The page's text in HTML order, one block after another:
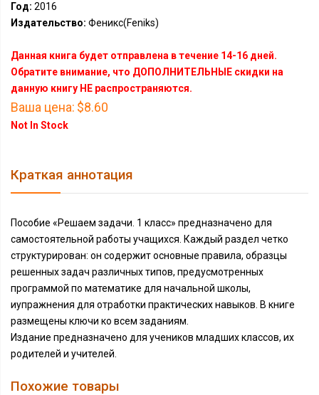
Год: 2016
Издательство: Феникс(Feniks)
Данная книга будет отправлена в течение 14-16 дней.
Обратите внимание, что ДОПОЛНИТЕЛЬНЫЕ скидки на
данную книгу НЕ распространяются.
Ваша цена: $8.60
Not In Stock
Краткая аннотация
Пособие «Решаем задачи. 1 класс» предназначено для
самостоятельной работы учащихся. Каждый раздел четко
структурирован: он содержит основные правила, образцы
решенных задач различных типов, предусмотренных
программой по математике для начальной школы,
иупражнения для отработки практических навыков. В книге
размещены ключи ко всем заданиям.
Издание предназначено для учеников младших классов, их
родителей и учителей.
Похожие товары